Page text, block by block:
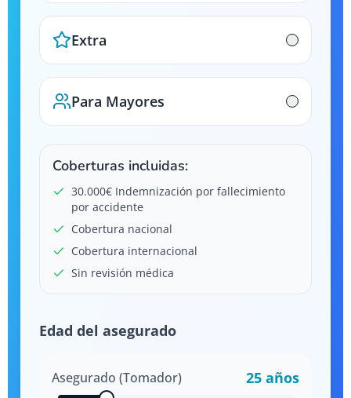
Extra
Para Mayores
Coberturas incluidas:
30.000€ Indemnización por fallecimiento
por accidente
Cobertura nacional
Cobertura internacional
Sin revisión médica
Edad del asegurado
Asegurado (Tomador) 25 años